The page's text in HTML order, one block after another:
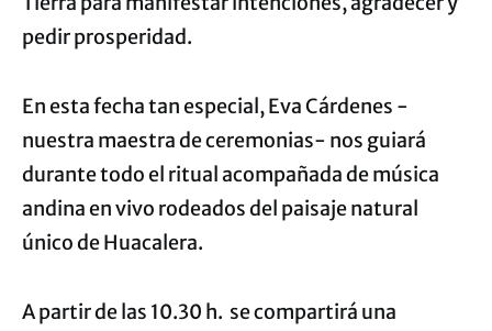
pedir prosperidad.
En esta fecha tan especial, Eva Cárdenes -
nuestra maestra de ceremonias- nos guiará
durante todo el ritual acompañada de música
andina en vivo rodeados del paisaje natural
único de Huacalera.
A partir de las 10.30 h. se compartirá una